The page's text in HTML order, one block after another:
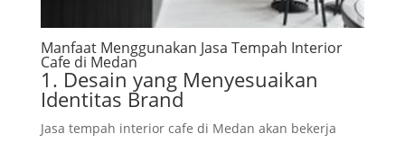
Manfaat Menggunakan Jasa Tempah Interior
Cafe di Medan
1. Desain yang Menyesuaikan
Identitas Brand
Jasa tempah interior cafe di Medan akan bekerja